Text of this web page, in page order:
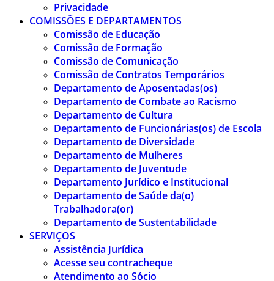
Privacidade
COMISSÕES E DEPARTAMENTOS
Comissão de Educação
Comissão de Formação
Comissão de Comunicação
Comissão de Contratos Temporários
Departamento de Aposentadas(os)
Departamento de Combate ao Racismo
Departamento de Cultura
Departamento de Funcionárias(os) de Escola
Departamento de Diversidade
Departamento de Mulheres
Departamento de Juventude
Departamento Jurídico e Institucional
Departamento de Saúde da(o)
Trabalhadora(or)
Departamento de Sustentabilidade
SERVIÇOS
Assistência Jurídica
Acesse seu contracheque
Atendimento ao Sócio